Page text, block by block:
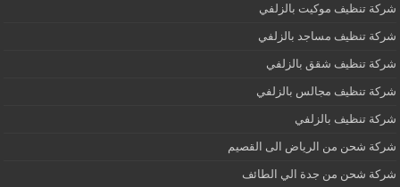
شركة تنظيف موكيت بالزلفي
شركة تنظيف مساجد بالزلفي
شركة تنظيف شقق بالزلفي
شركة تنظيف مجالس بالزلفي
شركة تنظيف بالزلفي
شركة شحن من الرياض الى القصيم
شركة شحن من جدة الي الطائف